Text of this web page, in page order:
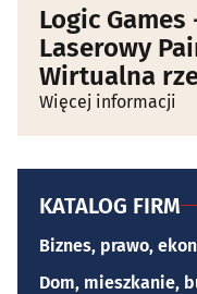
Logic
Laserowy
Wirtualna
Więcej informacji
KATALOG FIRM
Biznes, prawo,
Dom, mieszkanie,